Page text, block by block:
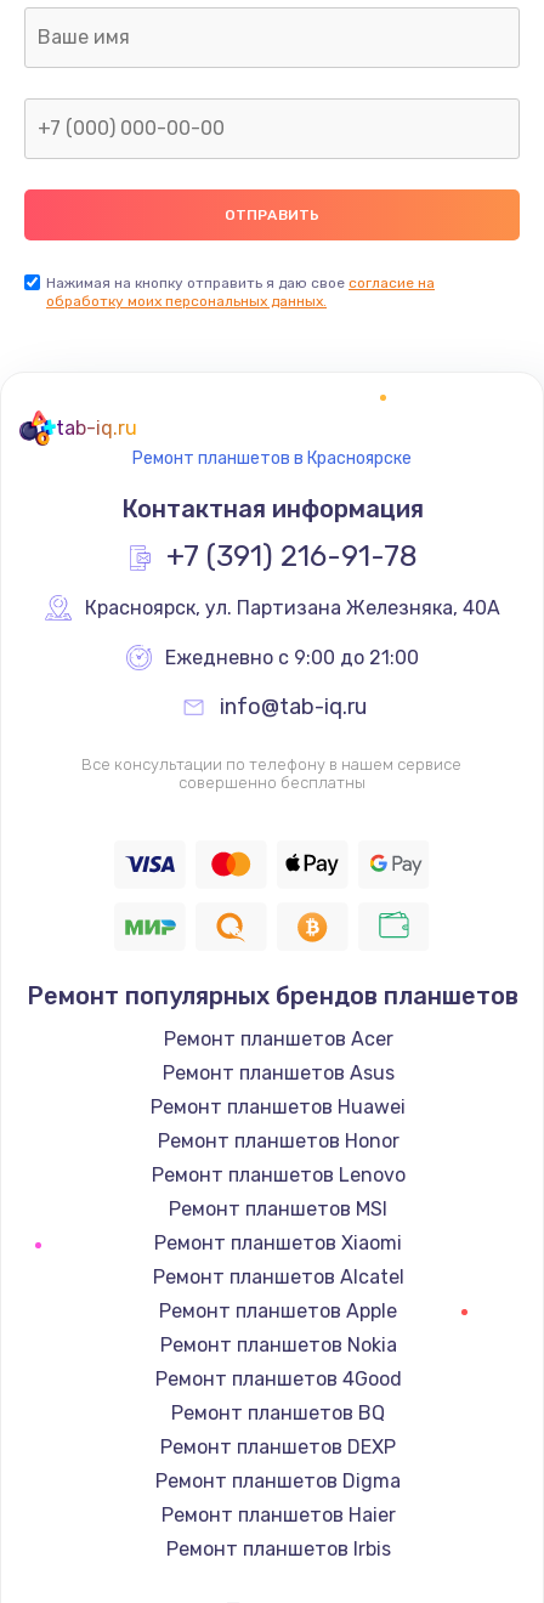
от 2195 руб.
Заказать
Замена северного моста
от 2960 руб.
Заказать
Ремонт петель крышки
от 1195 руб.
Заказать
Замена клавиатуры
Ремонт после залития
Заказать
Замена дисплея
Заказать
Заказать
Заказать
Заказать
Настройка Wi-Fi
от 1040 руб.
Нажимая на кнопку отправить я даю свое согласие на
обработку моих персональных данных.
tab-iq.ru
Ремонт планшетов в Красноярске
Контактная информация
+7 (391) 216-91-78
Красноярск, ул. Партизана Железняка, 40А
Ежедневно с 9:00 до 21:00
info@tab-iq.ru
Все консультации по телефону в нашем сервисе
совершенно бесплатны
Ремонт популярных брендов планшетов
Ремонт планшетов Acer
Ремонт планшетов Asus
Ремонт планшетов Huawei
Ремонт планшетов Honor
Ремонт планшетов Lenovo
Ремонт планшетов MSI
Ремонт планшетов Xiaomi
Ремонт планшетов Alcatel
Ремонт планшетов Apple
Ремонт планшетов Nokia
Ремонт планшетов 4Good
Ремонт планшетов BQ
Ремонт планшетов DEXP
Ремонт планшетов Digma
Ремонт планшетов Haier
Ремонт планшетов Irbis